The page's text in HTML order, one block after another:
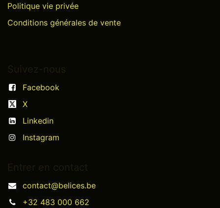
Politique vie privée
Conditions générales de vente
Facebook
X
Linkedin
Instagram
contact@belices.be
+32 483 000 662